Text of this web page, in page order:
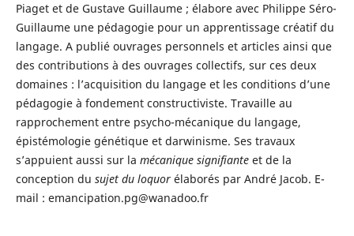
Piaget et de Gustave Guillaume ; élabore avec Philippe Séro-
Guillaume une pédagogie pour un apprentissage créatif du
langage. A publié ouvrages personnels et articles ainsi que
des contributions à des ouvrages collectifs, sur ces deux
domaines : l’acquisition du langage et les conditions d’une
pédagogie à fondement constructiviste. Travaille au
rapprochement entre psycho-mécanique du langage,
épistémologie génétique et darwinisme. Ses travaux
s’appuient aussi sur la mécanique signifianteet de la
conception du sujet du loquorélaborés par André Jacob. E-
mail : emancipation.pg@wanadoo.fr